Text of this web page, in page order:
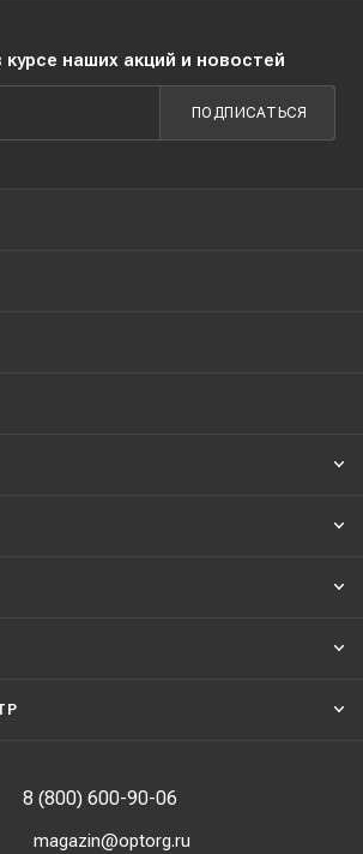
курсе наших акций и новостей
ПОДПИСАТЬСЯ
8 (800) 600-90-06
magazin@optorg.ru